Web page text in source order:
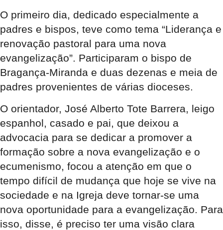
O primeiro dia, dedicado especialmente a
padres e bispos, teve como tema “Liderança e
renovação pastoral para uma nova
evangelização”. Participaram o bispo de
Bragança-Miranda e duas dezenas e meia de
padres provenientes de várias dioceses.
O orientador, José Alberto Tote Barrera, leigo
espanhol, casado e pai, que deixou a
advocacia para se dedicar a promover a
formação sobre a nova evangelização e o
ecumenismo, focou a atenção em que o
tempo difícil de mudança que hoje se vive na
sociedade e na Igreja deve tornar-se uma
nova oportunidade para a evangelização. Para
isso, disse, é preciso ter uma visão clara